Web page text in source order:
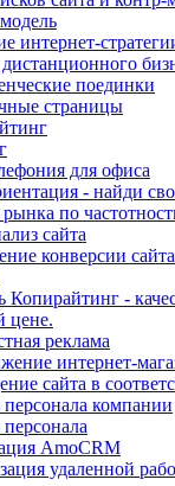
интернет-
поединки
страницы
для офиса
- найди
по
сайта
конверсии
Копирайтинг -
цене.
реклама
интернет-
сайта в
компании
AmoCRM
удаленной